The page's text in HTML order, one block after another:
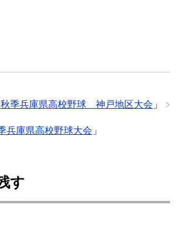
季兵庫県高校野球 神戸地区大会 」
兵庫県高校野球大会 」
す